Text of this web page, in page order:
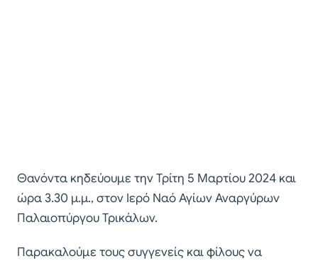
Θανόντα κηδεύουμε την Τρίτη 5 Μαρτίου 2024 και
ώρα 3.30 μ.μ., στον Ιερό Ναό Αγίων Αναργύρων
Παλαιοπύργου Τρικάλων.
Παρακαλούμε τους συγγενείς και φίλους να